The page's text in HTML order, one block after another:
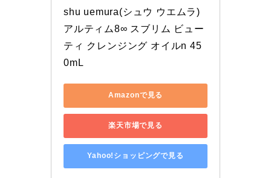
shu uemura(シュウ ウエムラ)
アルティム8∞ スブリム ビュー
ティ クレンジング オイルn 45
0mL
Amazonで見る
楽天市場で見る
Yahoo!ショッピングで見る